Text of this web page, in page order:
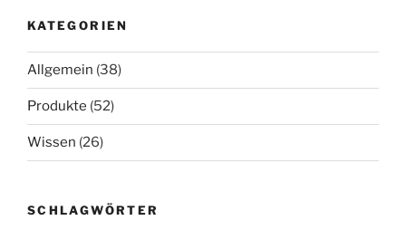
KATEGORIEN
Allgemein (38)
Produkte (52)
Wissen (26)
SCHLAGWÖRTER